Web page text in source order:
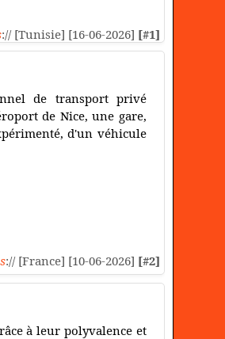
:// [Tunisie] [16-06-2026] [#1]
de transport privé
de Nice, une gare,
d'un véhicule
:// [France] [10-06-2026] [#2]
à leur polyvalence et